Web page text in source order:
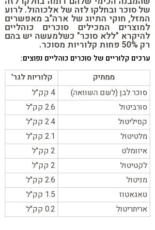
של סוכר ובחלקו לזה של אלכוהול. לרוע
המזל, חוקי התיוג של ארה"ב מאפשרים
למוצרים המכילים סוכרים כוהליים
להיקרא "ללא סוכר" כשלמעשה יש בהם
רק 50% פחות קלוריות מסוכר.
ערכים קלוריים של סוכרים כוהליים נפוצים:
ממתיק
קלוריות לגר'
סוכר לבן (לשם השוואה)
4 קק"ל
סורביטול
2.6 קק"ל
קסיליטול
2.4 קק"ל
מלטיטול
2.1 קק"ל
איזומלט
2 קק"ל
לקטיטול
2 קק"ל
מניטול
2.6 קק"ל
טאגאטוז
1.5 קק"ל
אריתריטול
0.2 קק"ל